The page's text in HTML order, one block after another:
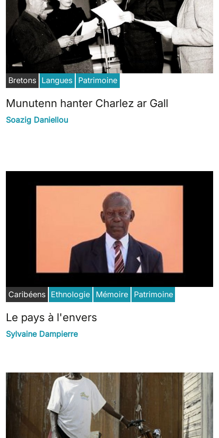
Bretons Langues Patrimoine
Munutenn hanter Charlez ar Gall
Soazig Daniellou
Caribéens Ethnologie Mémoire Patrimoine
Le pays à l'envers
Sylvaine Dampierre